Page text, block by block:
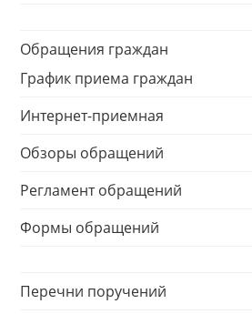
Обращения граждан
График приема граждан
Интернет-приемная
Обзоры обращений
Регламент обращений
Формы обращений
Перечни поручений